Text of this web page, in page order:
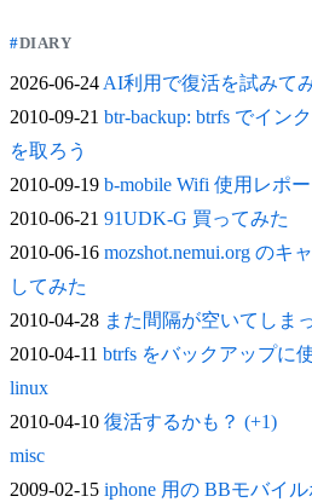
DIARY
2026-06-24AI利用で復活を試みて
2010-09-21 btr-backup: btrfs でイン
を取ろう
2010-09-19 b-mobile Wifi 使用レポー
2010-06-21 91UDK-G 買ってみた
2010-06-16 mozshot.nemui.org のキ
してみた
2010-04-28 また間隔が空いてし
2010-04-11 btrfs をバックアップに
linux
2010-04-10 復活するかも？ (+1)
misc
2009-02-15 iphone 用の BBモバイ